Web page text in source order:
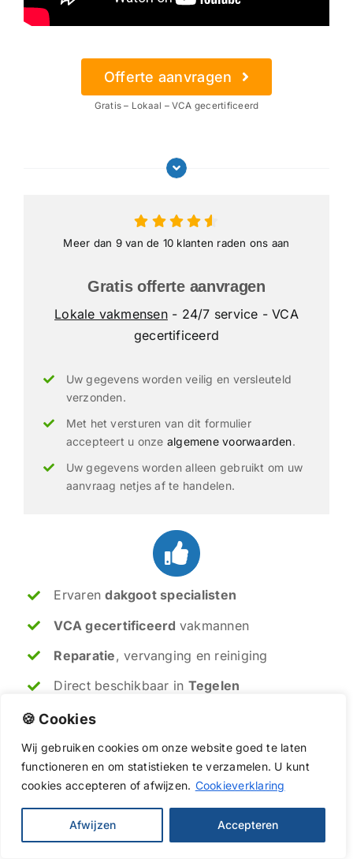
🍪 Cookies
Wij gebruikencookiesomonzewebsitegoedte laten
functionerenen om statistieken teverzamelen. U kunt
cookies accepteren of afwijzen. Cookieverklaring
Afwijzen Accepteren
Offerte aanvragen
Gratis – Lokaal – VCA gecertificeerd
Meer dan 9 van de 10 klanten raden ons aan
Gratis offerte aanvragen
Lokale vakmensen- 24/7 service - VCA
gecertificeerd
Uw gegevens worden veilig en versleuteld
verzonden.
Met het versturen van dit formulier
accepteert u onze algemene voorwaarden.
Uw gegevens worden alleen gebruikt om uw
aanvraag netjes af te handelen.
Ervarendakgoot specialisten
VCA gecertificeerd vakmannen
Reparatie, vervanging en reiniging
Direct beschikbaar in Tegelen
Soms is een kleine reparatie genoeg, soms
is vervanging van de dakgoten de beste
oplossing. Met meer dan 20 jaar ervaring
geven ik en mijn collega's u altijd een
eerlijk advies, zodat uw dakgoten weer
jarenlang meegaan.